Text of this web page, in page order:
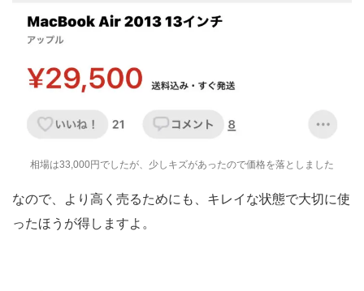
相場は33,000円でしたが、少しキズがあったので価格を落としました
なので、より高く売るためにも、キレイな状態で大切に使
ったほうが得しますよ。